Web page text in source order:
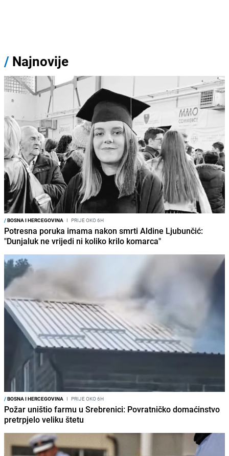
/ Najnovije
/BOSNA I HERCEGOVINA I PRIJE OKO 6H
Potresna poruka imama nakon smrti Aldine Ljubunčić:
"Dunjaluk ne vrijedi ni koliko krilo komarca"
/BOSNA I HERCEGOVINA I PRIJE OKO 6H
Požar uništio farmu u Srebrenici: Povratničko domaćinstvo
pretrpjelo veliku štetu